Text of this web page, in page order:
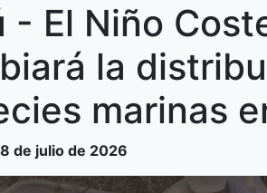
- El Niño
la
marinas
de julio de 2026